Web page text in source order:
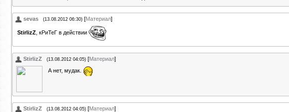
sevas (13.08.2012 06:30) [Материал]
StirlizZ , кРиТеГ в действии
StirlizZ (13.08.2012 04:05) [Материал]
А нет, мyдак.
StirlizZ (13.08.2012 04:05) [Материал]